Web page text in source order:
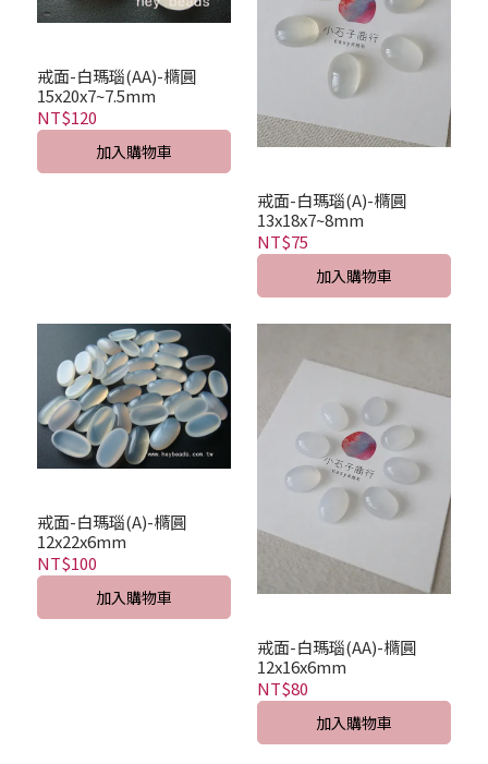
戒面-白瑪瑙(AA)-橢圓
15x20x7~7.5mm
NT$120
加入購物車
戒面-白瑪瑙(A)-橢圓
13x18x7~8mm
NT$75
加入購物車
戒面-白瑪瑙(A)-橢圓
12x22x6mm
NT$100
加入購物車
戒面-白瑪瑙(AA)-橢圓
12x16x6mm
NT$80
加入購物車